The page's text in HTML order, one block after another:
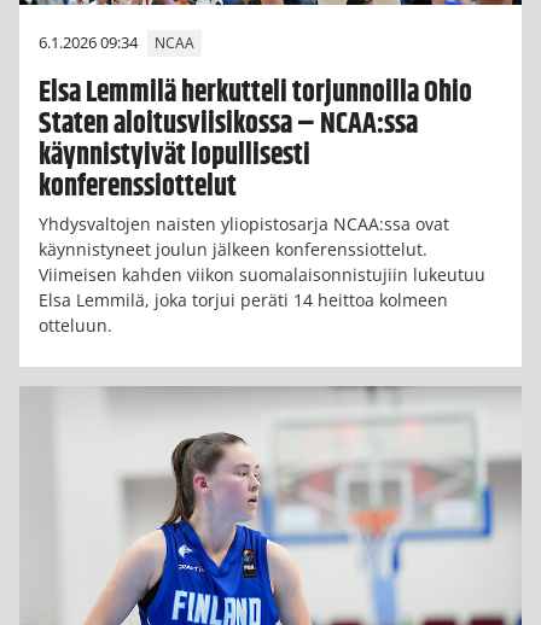
6.1.2026 09:34 NCAA
Elsa Lemmilä herkutteli torjunnoilla Ohio
Staten aloitusviisikossa – NCAA:ssa
käynnistyivät lopullisesti
konferenssiottelut
Yhdysvaltojen naisten yliopistosarja NCAA:ssa ovat
käynnistyneet joulun jälkeen konferenssiottelut.
Viimeisen kahden viikon suomalaisonnistujiin lukeutuu
Elsa Lemmilä, joka torjui peräti 14 heittoa kolmeen
otteluun.